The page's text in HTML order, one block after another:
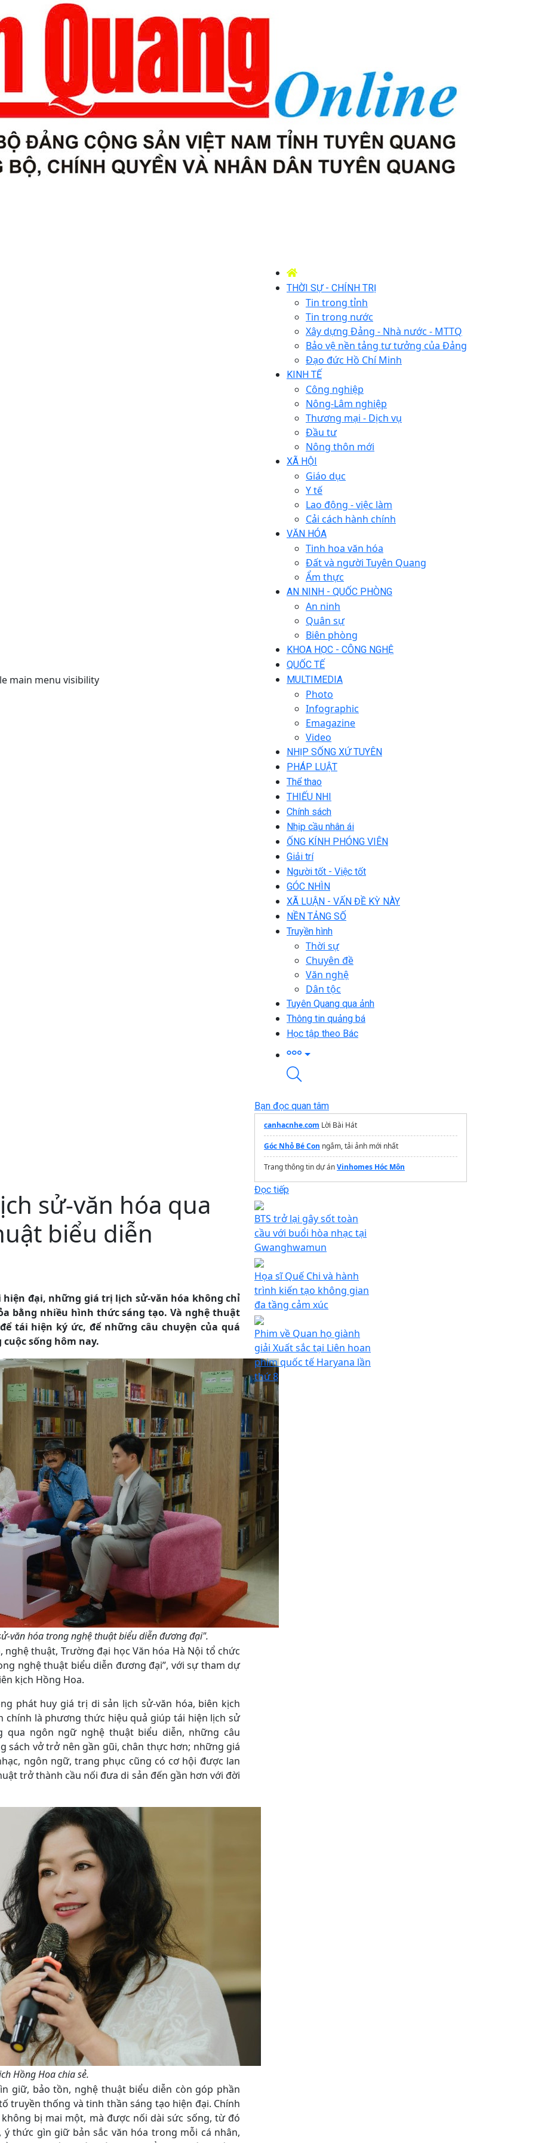
main menu visibility
THỜI SỰ - CHÍNH TRỊ
Tin trong tỉnh
Tin trong nước
Xây dựng Đảng - Nhà nước - MTTQ
Bảo vệ nền tảng tư tưởng của Đảng
Đạo đức Hồ Chí Minh
KINH TẾ
Công nghiệp
Nông-Lâm nghiệp
Thương mại - Dịch vụ
Đầu tư
Nông thôn mới
XÃ HỘI
Giáo dục
Y tế
Lao động - việc làm
Cải cách hành chính
VĂN HÓA
Tinh hoa văn hóa
Đất và người Tuyên Quang
Ẩm thực
AN NINH - QUỐC PHÒNG
An ninh
Quân sự
Biên phòng
KHOA HỌC - CÔNG NGHỆ
QUỐC TẾ
MULTIMEDIA
Photo
Infographic
Emagazine
Video
NHỊP SỐNG XỨ TUYÊN
PHÁP LUẬT
Thể thao
THIẾU NHI
Chính sách
Nhịp cầu nhân ái
ỐNG KÍNH PHÓNG VIÊN
Giải trí
Người tốt - Việc tốt
GÓC NHÌN
XÃ LUẬN - VẤN ĐỀ KỲ NÀY
NỀN TẢNG SỐ
Truyền hình
Thời sự
Chuyên đề
Văn nghệ
Dân tộc
Tuyên Quang qua ảnh
Thông tin quảng bá
Học tập theo Bác
sử-văn hóa qua
biểu diễn
đại, những giá trị lịch sử-văn hóa không chỉ
bằng nhiều hình thức sáng tạo. Và nghệ thuật
tái hiện ký ức, để những câu chuyện của quá
sống hôm nay.
văn hóa trong nghệ thuật biểu diễn đương đại".
nghệ thuật, Trường đại học Văn hóa Hà Nội tổ chức
nghệ thuật biểu diễn đương đại”, với sự tham dự
kịch Hồng Hoa.
phát huy giá trị di sản lịch sử-văn hóa, biên kịch
chính là phương thức hiệu quả giúp tái hiện lịch sử
qua ngôn ngữ nghệ thuật biểu diễn, những câu
sách vở trở nên gần gũi, chân thực hơn; những giá
ngôn ngữ, trang phục cũng có cơ hội được lan
trở thành cầu nối đưa di sản đến gần hơn với đời
Hồng Hoa chia sẻ.
giữ, bảo tồn, nghệ thuật biểu diễn còn góp phần
truyền thống và tinh thần sáng tạo hiện đại. Chính
bị mai một, mà được nối dài sức sống, từ đó
thức gìn giữ bản sắc văn hóa trong mỗi cá nhân,
Bạn đọc quan tâm
canhacnhe.com Lời Bài Hát
Góc Nhỏ Bé Con ngắm, tải ảnh mới nhất
Trang thông tin dự ánVinhomes Hóc Môn
Đọc tiếp
BTS trở lại gây sốt toàn
cầu với buổi hòa nhạc tại
Gwanghwamun
Họa sĩ Quế Chi và hành
trình kiến tạo không gian
đa tầng cảm xúc
Phim về Quan họ giành
giải Xuất sắc tại Liên hoan
phim quốc tế Haryana lần
thứ 8